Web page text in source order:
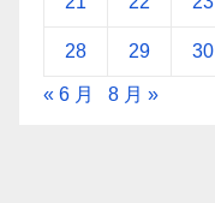
28 29 30
« 6 月 8 月 »